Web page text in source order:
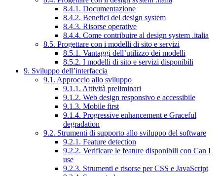
8.4.1. Documentazione
8.4.2. Benefici del design system
8.4.3. Risorse operative
8.4.4. Come contribuire al design system .italia
8.5. Progettare con i modelli di sito e servizi
8.5.1. Vantaggi dell’utilizzo dei modelli
8.5.2. I modelli di sito e servizi disponibili
9. Sviluppo dell’interfaccia
9.1. Approccio allo sviluppo
9.1.1. Attività preliminari
9.1.2. Web design responsivo e accessibile
9.1.3. Mobile first
9.1.4. Progressive enhancement e Graceful
degradation
9.2. Strumenti di supporto allo sviluppo del software
9.2.1. Feature detection
9.2.2. Verificare le feature disponibili con Can I
use
9.2.3. Strumenti e risorse per CSS e JavaScript